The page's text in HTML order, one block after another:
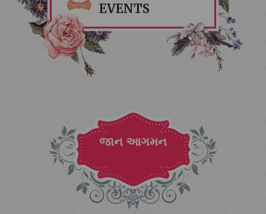
EVENTS
જાન આગમન